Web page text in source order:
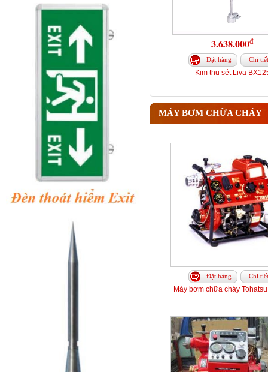
3.638.000đ
Đặt hàng Chi tiết
Kim thu sét Liva
MÁY BƠM CHỮA CHÁY
Đặt hàng Chi tiết
Máy bơm chữa cháy